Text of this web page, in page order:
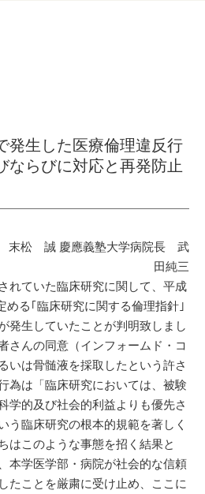
発生した医療倫理違反行
ならびに対応と再発防止
末松 誠 慶應義塾大学病院長 武
田純三
れていた臨床研究に関して、平成
る｢臨床研究に関する倫理指針｣
発生していたことが判明致しまし
さんの同意（インフォームド・コ
いは骨髄液を採取したという許さ
為は「臨床研究においては、被験
学的及び社会的利益よりも優先さ
う臨床研究の根本的規範を著しく
はこのような事態を招く結果と
本学医学部・病院が社会的な信頼
たことを厳粛に受け止め、ここに